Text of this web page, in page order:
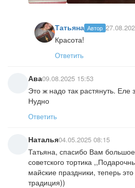
Татьяна Автор
Красота!
Ответить
Ава09.08.2025 15:53
Это ж надо так растянуть. Еле
Нудно
Ответить
Наталья04.05.2025 08:15
Татьяна, спасибо Вам
советского тортика
майские праздники, теперь
традиция))